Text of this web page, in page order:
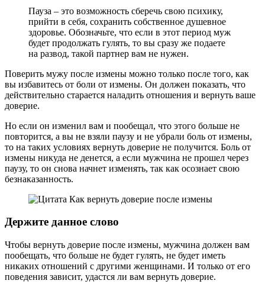
Пауза – это возможность сберечь свою психику,
прийти в себя, сохранить собственное душевное
здоровье. Обозначьте, что если в этот период муж
будет продолжать гулять, то вы сразу же подаете
на развод, такой партнер вам не нужен.
Поверить мужу после измены можно только после того, как
вы избавитесь от боли от измены. Он должен показать, что
действительно старается наладить отношения и вернуть ваше
доверие.
Но если он изменил вам и пообещал, что этого больше не
повторится, а вы не взяли паузу и не убрали боль от измены,
то на таких условиях вернуть доверие не получится. Боль от
измены никуда не денется, а если мужчина не прошел через
паузу, то он снова начнет изменять, так как осознает свою
безнаказанность.
Держите данное слово
Чтобы вернуть доверие после измены, мужчина должен вам
пообещать, что больше не будет гулять, не будет иметь
никаких отношений с другими женщинами. И только от его
поведения зависит, удастся ли вам вернуть доверие.